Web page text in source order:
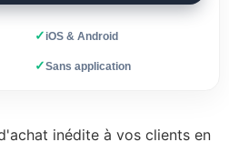
✓iOS & Android
✓Sans application
inédite à vos clients en